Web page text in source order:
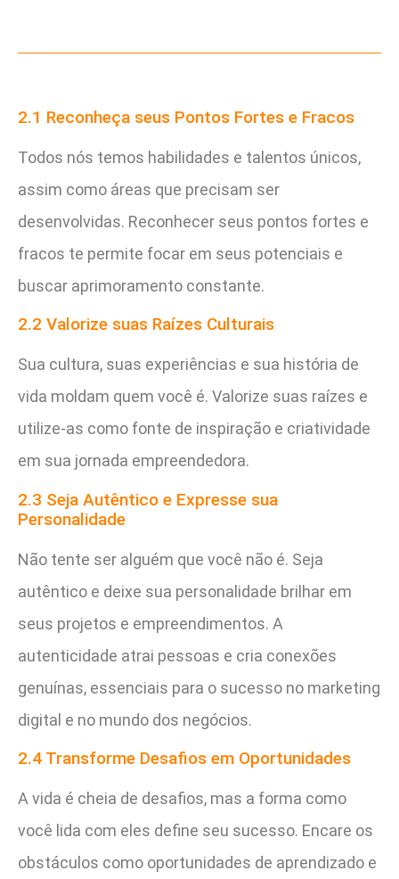
2.1 Reconheça seus Pontos Fortes e Fracos
Todos nós temos habilidades e talentos únicos,
assim como áreas que precisam ser
desenvolvidas. Reconhecer seus pontos fortes e
fracos te permite focar em seus potenciais e
buscar aprimoramento constante.
2.2 Valorize suas Raízes Culturais
Sua cultura, suas experiências e sua história de
vida moldam quem você é. Valorize suas raízes e
utilize-as como fonte de inspiração e criatividade
em sua jornada empreendedora.
2.3 Seja Autêntico e Expresse sua
Personalidade
Não tente ser alguém que você não é. Seja
autêntico e deixe sua personalidade brilhar em
seus projetos e empreendimentos. A
autenticidade atrai pessoas e cria conexões
genuínas, essenciais para o sucesso no marketing
digital e no mundo dos negócios.
2.4 Transforme Desafios em Oportunidades
A vida é cheia de desafios, mas a forma como
você lida com eles define seu sucesso. Encare os
obstáculos como oportunidades de aprendizado e